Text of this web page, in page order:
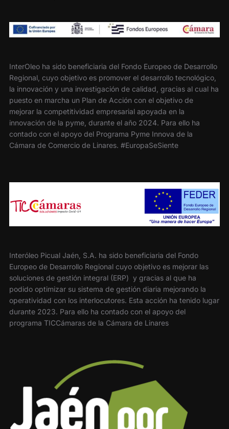
InterOleo ha sido beneficiaria del Fondo Europeo de Desarrollo
Regional, cuyo objetivo es promover el desarrollo tecnológico,
la innovación y una investigación de calidad, gracias al cual ha
puesto en marcha un Plan de Acción con el objetivo de
mejorar la competitividad empresarial apoyada en la
innovación de la pyme, durante el año 2024. Para ello ha
contado con el apoyo del Programa Pyme Innova de la
Cámara de Comercio de Linares. #EuropaSeSiente
Interóleo Picual Jaén, S.A. ha sido beneficiaria del Fondo
Europeo de Desarrollo Regional cuyo objetivo es mejorar las
soluciones de gestión integral (ERP) y gracias al que ha
podido optimizar su sistema de gestión diaria mejorando la
operatividad con los interlocutores. Esta acción ha tenido lugar
durante 2023. Para ello ha contado con el apoyo del
programa TICCámaras de la Cámara de Linares